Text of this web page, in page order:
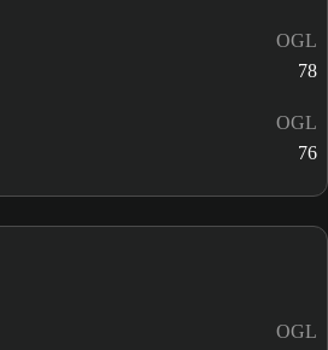
OGL
78
OGL
76
OGL